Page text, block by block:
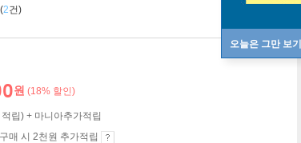
오늘은 그만 보기
2건)
원 (18% 할인)
립) + 마니아추가적립
매 시 2천원 추가적립